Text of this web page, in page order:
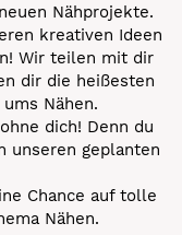
Nähprojekte.
kreativen Ideen
Wir teilen mit dir
dir die heißesten
Nähen.
dich! Denn du
unseren geplanten
Chance auf tolle
Nähen.